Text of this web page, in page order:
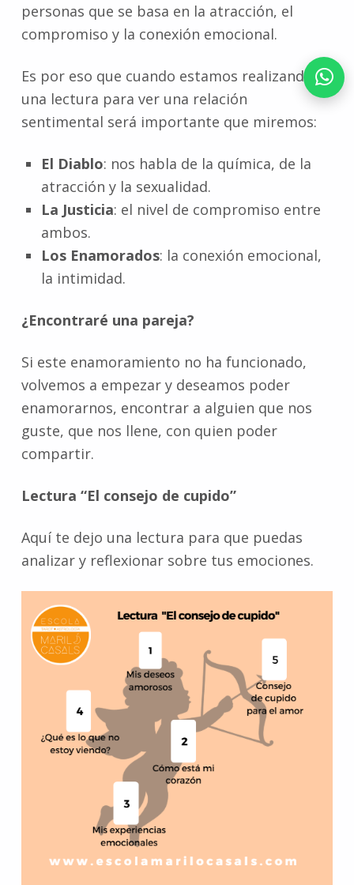
personas que se basa en la atracción, el
compromiso y la conexión emocional.
Es por eso que cuando estamos realizando
una lectura para ver una relación
sentimental será importante que miremos:
El Diablo: nos habla de la química, de la
atracción y la sexualidad.
La Justicia: el nivel de compromiso entre
ambos.
Los Enamorados: la conexión emocional,
la intimidad.
¿Encontraré una pareja?
Si este enamoramiento no ha funcionado,
volvemos a empezar y deseamos poder
enamorarnos, encontrar a alguien que nos
guste, que nos llene, con quien poder
compartir.
Lectura “El consejo de cupido”
Aquí te dejo una lectura para que puedas
analizar y reflexionar sobre tus emociones.